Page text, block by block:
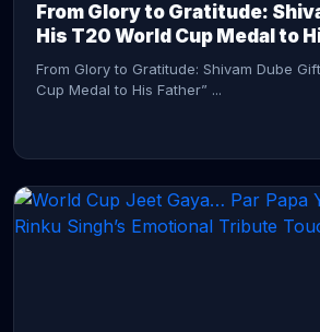
From Glory to Gratitude:
His T20 World Cup Medal to
From Glory to Gratitude: Shivam Dube
Cup Medal to His Father” ...